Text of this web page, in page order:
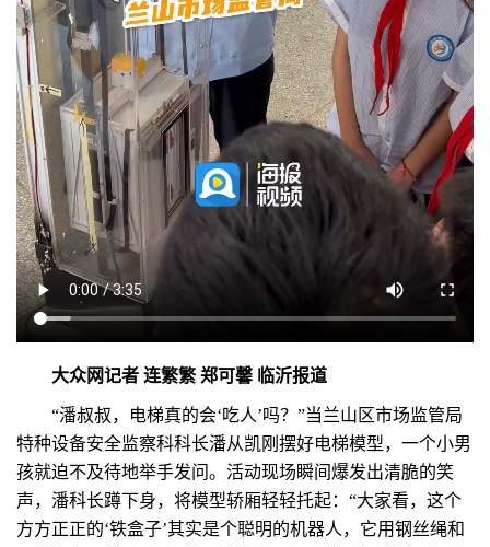
大众网记者 连繁繁 郑可馨 临沂报道
“潘叔叔，电梯真的会‘吃人’吗？”当兰山区市场监管局
特种设备安全监察科科长潘从凯刚摆好电梯模型，一个小男
孩就迫不及待地举手发问。活动现场瞬间爆发出清脆的笑
声，潘科长蹲下身，将模型轿厢轻轻托起：“大家看，这个
方方正正的‘铁盒子’其实是个聪明的机器人，它用钢丝绳和